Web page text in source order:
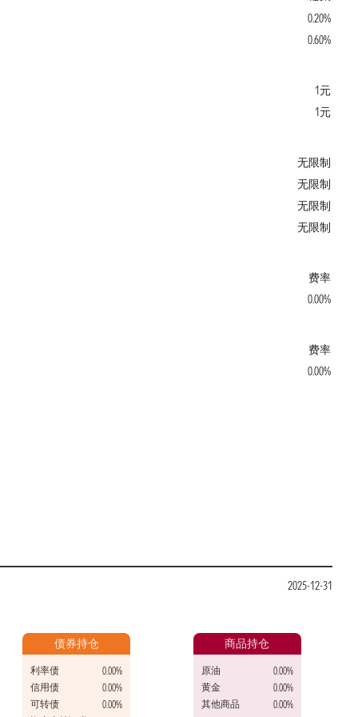
0.20%
0.60%
1元
1元
无限制
无限制
无限制
无限制
费率
0.00%
费率
0.00%
2025-12-31
债券持仓
利率债
0.00%
信用债
0.00%
可转债
0.00%
商品持仓
原油
0.00%
黄金
0.00%
其他商品
0.00%